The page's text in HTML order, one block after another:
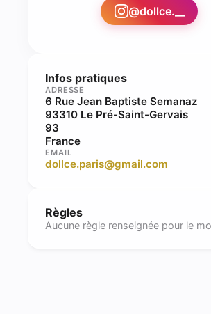
@dollce.__
Infos pratiques
ADRESSE
6 Rue Jean Baptiste Semanaz
93310 Le Pré-Saint-Gervais
93
France
EMAIL
dollce.paris@gmail.com
Règles
Aucune règle renseignée pour le